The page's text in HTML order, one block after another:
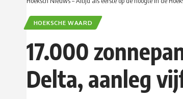
HOEKSCHE WAARD
17.000
Delta, aanleg